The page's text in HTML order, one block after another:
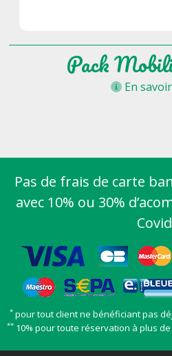
Pack
En
Pas de frais de carte
avec 10% ou 30%
Covid
*pour tout client ne bénéficiant pas
** 10% pour toute réservation à plus